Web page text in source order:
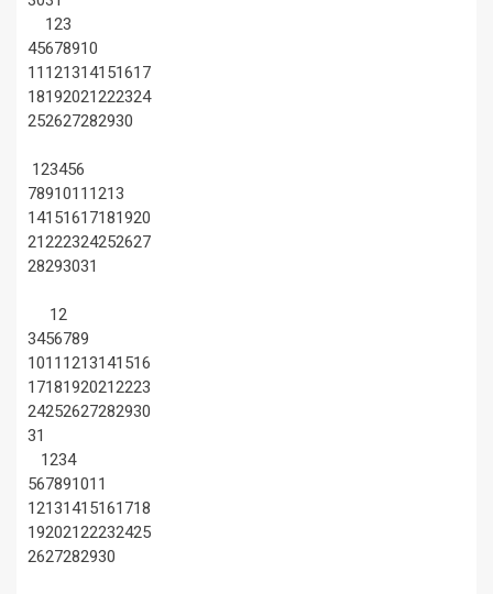
123
45678910
11 121314151617
18192021222324
252627282930
123456
7891011 1213
14151617181920
21222324252627
28293031
12
3456789
1011 1213141516
17181920212223
24252627282930
31
1234
567891011
12131415161718
19202122232425
2627282930